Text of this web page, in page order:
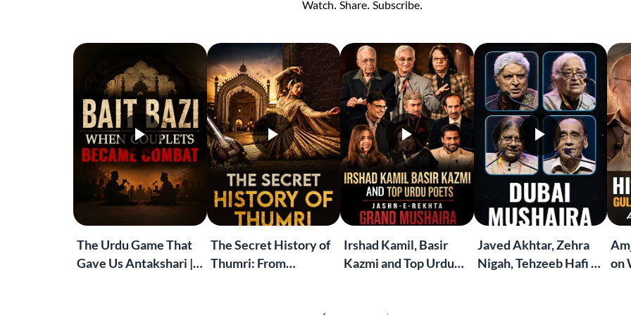
Watch. Share. Subscribe.
The Urdu Game That
Gave Us Antakshari |
The Secret History of
Thumri: From
Irshad Kamil, Basir
Kazmi and Top Urdu
Javed Akhtar, Zehra
Nigah, Tehzeeb Hafi &
on